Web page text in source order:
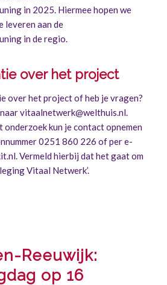
in 2025. Hiermee hopen we
leveren aan de
in de regio.
over het project
over het project of heb je vragen?
vitaalnetwerk@welthuis.nl.
kun je contact opnemen
0251 860 226 of per e-
. Vermeld hierbij dat het gaat om
Vitaal Netwerk’.
Reeuwijk:
op 16